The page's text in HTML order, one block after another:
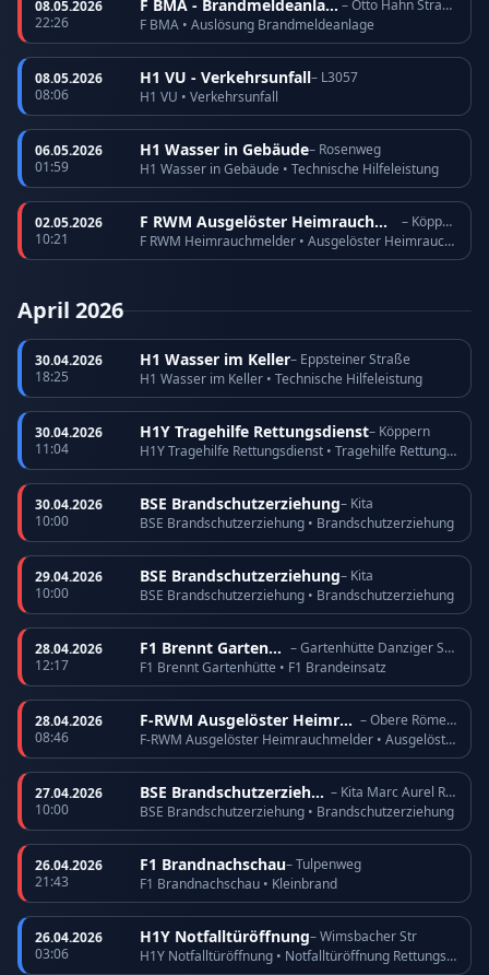
08.05.2026
22:26
F BMA - Brandmeldeanlage
– Otto Hahn Straße
F BMA • Auslösung Brandmeldeanlage
08.05.2026
08:06
H1 VU - Verkehrsunfall– L3057
H1 VU • Verkehrsunfall
06.05.2026
01:59
H1 Wasser in Gebäude– Rosenweg
H1 Wasser in Gebäude • Technische Hilfeleistung
02.05.2026
10:21
F RWM Ausgelöster Heimrauchmelder
– Köppern
F RWM Heimrauchmelder • Ausgelöster Heimrauchmelder
April 2026
30.04.2026
18:25
H1 Wasser im Keller– Eppsteiner Straße
H1 Wasser im Keller • Technische Hilfeleistung
30.04.2026
11:04
H1Y Tragehilfe Rettungsdienst– Köppern
H1Y Tragehilfe Rettungsdienst • Tragehilfe Rettungsdienst
30.04.2026
10:00
BSE Brandschutzerziehung– Kita
BSE Brandschutzerziehung • Brandschutzerziehung
29.04.2026
10:00
BSE Brandschutzerziehung– Kita
BSE Brandschutzerziehung • Brandschutzerziehung
28.04.2026
12:17
F1 Brennt Gartenhütte
– Gartenhütte Danziger Straße
F1 Brennt Gartenhütte • F1 Brandeinsatz
28.04.2026
08:46
F-RWM Ausgelöster Heimrauchmelder
– Obere Römerhofstr
F-RWM Ausgelöster Heimrauchmelder • Ausgelöster Heimrauchmelder
27.04.2026
10:00
BSE Brandschutzerziehung
– Kita Marc Aurel Ring
BSE Brandschutzerziehung • Brandschutzerziehung
26.04.2026
21:43
F1 Brandnachschau– Tulpenweg
F1 Brandnachschau • Kleinbrand
26.04.2026
03:06
H1Y Notfalltüröffnung– Wimsbacher Str
H1Y Notfalltüröffnung • Notfalltüröffnung Rettungsdienst